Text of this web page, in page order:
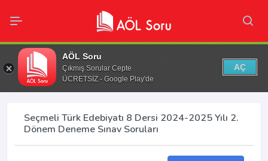
AÖL Soru
Çıkmış Sorular Cepte
ÜCRETSİZ - Google Play'de
AÇ
Seçmeli Türk Edebiyatı 8 Dersi 2024-2025 Yılı 2.
Dönem Deneme Sınav Soruları